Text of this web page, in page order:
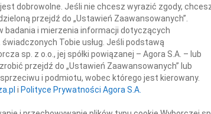
INNE NEKROLOGI
Witold Halka wiek: 89 21.07.2026
Z wielkim żalem i smutkiem żegnamy
Jadwiga Czajka 16.07.2026
Panu Andrzejowi Czajce z powodu
Adam Borowski
10.07.2026
Z wielkim smutkiem przyjęłyśmy
Alina Augustynowicz
Alina Augustynowicz z domu Hinz
dobrowolne. Jeśli nie chcesz wyrazić zgody,
przejdź do „Ustawień Zaawansowanych”.
badania i mierzenia informacji dotyczących
Tobie usług. Jeśli podstawą
sp. z o.o., jej spółki powiązanej – Agora S.A. – lub
przejdź do „Ustawień Zaawansowanych” lub
i podmiotu, wobec którego jest kierowany.
i Polityce Prywatności Agora S.A.